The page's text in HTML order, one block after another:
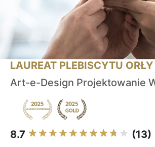
LAUREAT PLEBISCYTU ORŁY
Art-e-Design Projektowanie
8.7 (13)